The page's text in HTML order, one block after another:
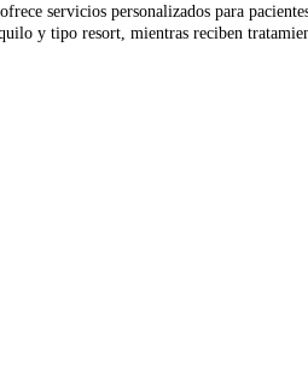
servicios personalizados para
y tipo resort, mientras reciben